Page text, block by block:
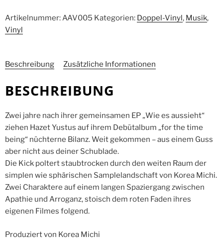
Artikelnummer: AAV005 Kategorien: Doppel-Vinyl, Musik,
Vinyl
Beschreibung Zusätzliche Informationen
BESCHREIBUNG
Zwei jahre nach ihrer gemeinsamen EP „Wie es aussieht“
ziehen Hazet Yustus auf ihrem Debütalbum „for the time
being“ nüchterne Bilanz. Weit gekommen – aus einem Guss
aber nicht aus deiner Schublade.
Die Kick poltert staubtrocken durch den weiten Raum der
simplen wie sphärischen Samplelandschaft von Korea Michi.
Zwei Charaktere auf einem langen Spaziergang zwischen
Apathie und Arroganz, stoisch dem roten Faden ihres
eigenen Filmes folgend.
Produziert von Korea Michi